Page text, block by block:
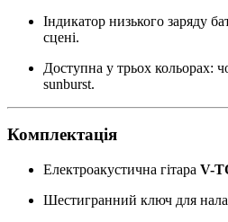
Індикатор низького заряду
сцені.
Доступна у трьох кольорах:
sunburst.
Комплектація
Електроакустична гітара V-
Шестигранний ключ для